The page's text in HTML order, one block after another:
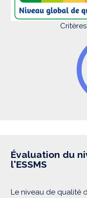
Évaluation du
l'ESSMS
Le niveau de qualité